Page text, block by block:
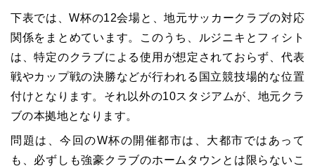
下表では、W杯の12会場と、地元サッカークラブの対応
関係をまとめています。このうち、ルジニキとフィシト
は、特定のクラブによる使用が想定されておらず、代表
戦やカップ戦の決勝などが行われる国立競技場的な位置
付けとなります。それ以外の10スタジアムが、地元クラ
ブの本拠地となります。
問題は、今回のW杯の開催都市は、大都市ではあって
も、必ずしも強豪クラブのホームタウンとは限らないこ